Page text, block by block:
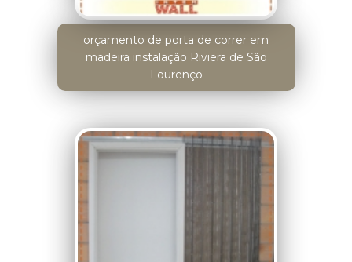
orçamento de porta de correr em
madeira instalação Riviera de São
Lourenço